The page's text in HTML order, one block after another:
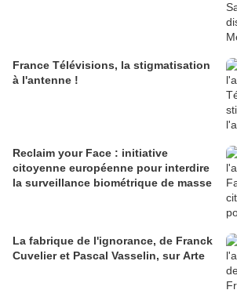
France Télévisions, la stigmatisation
à l'antenne !
Reclaim your Face : initiative
citoyenne européenne pour interdire
la surveillance biométrique de masse
La fabrique de l'ignorance, de Franck
Cuvelier et Pascal Vasselin, sur Arte